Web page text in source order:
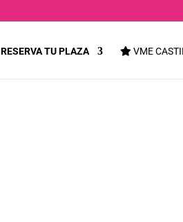
RESERVA TU PLAZA VME